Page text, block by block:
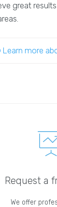
great
Learn more
Request a
We offer